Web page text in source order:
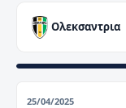
Ολεκσαντρια
25/04/2025